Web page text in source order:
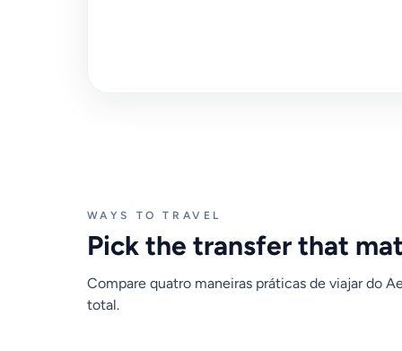
WAYS TO TRAVEL
Pick the transfer that
Compare quatro maneiras práticas de viajar do
total.